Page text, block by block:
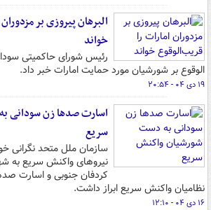
البرهان پیروزی بر
خواند
رئیس شورای حاکمیتی
الوقوع بر شورشیان مورد حمایت امارات خبر داد.
۱۹ دی ۰۴ - ۲۰:۵۴
اسارت صدها زن سودانی
سریع
سازمان ملل متحد نگرانی
نیروهای واکنش سریع به
کردفان جنوبی و اسارت
نظامیان واکنش سریع ابراز داشت.
۱۶ دی ۰۴ - ۱۲:۱۰